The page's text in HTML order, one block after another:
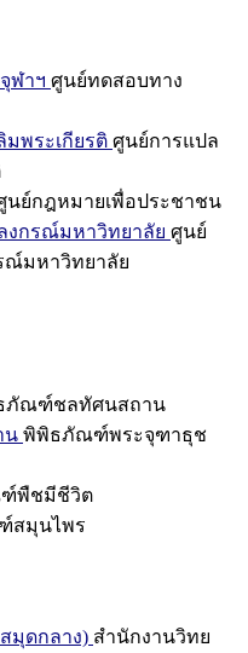
ฬาฯ ศูนย์ทดสอบทาง
พระเกียรติ ศูนย์การแปล
นย์กฎหมายเพื่อประชาชน
งกรณ์มหาวิทยาลัย ศูนย์
ณ์มหาวิทยาลัย
ภัณฑ์ชลทัศนสถาน
น พิพิธภัณฑ์พระจุฑาธุช
พืชมีชีวิต
สมุนไพร
มุดกลาง) สำนักงานวิทย